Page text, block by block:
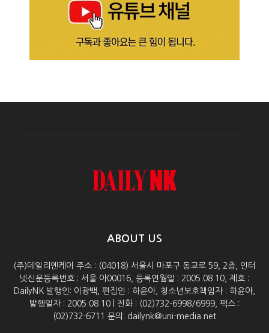
ABOUT US
(주)데일리엔케이 주소 : (04018) 서울시 마포구 동교로 59, 2층, 인터
넷신문등록번호 : 서울 아00016, 등록연월일 : 2005.08.10, 제호 :
DailyNK 발행인: 이광백, 편집인 : 하윤아, 청소년보호책임자 : 하윤아,
발행일자 : 2005.08.10 | 전화 : (02)732-6998/6999, 팩스 :
(02)732-6711 문의: dailynk@uni-media.net